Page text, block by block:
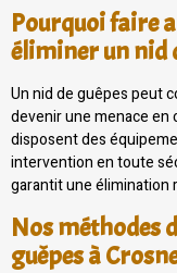
Pourquoi faire
éliminer un nid
Un nid de guêpes peut
devenir une menace en
disposent des
intervention en toute
garantit une élimination
Nos méthodes
guêpes à